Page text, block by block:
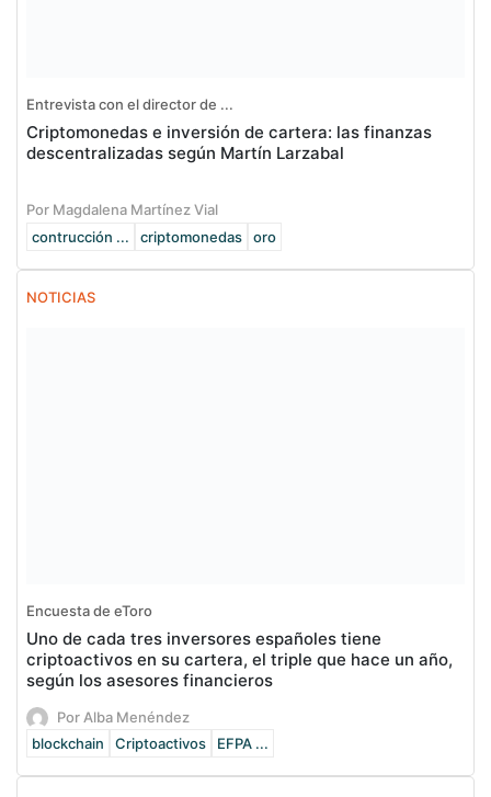
Entrevista con el director de ...
Criptomonedas e inversión de cartera: las finanzas
descentralizadas según Martín Larzabal
Por Magdalena Martínez Vial
contrucción ...
criptomonedas oro
NOTICIAS
Encuesta de eToro
Uno de cada tres inversores españoles tiene
criptoactivos en su cartera, el triple que hace un año,
según los asesores financieros
Por Alba Menéndez
blockchain
Criptoactivos EFPA ...